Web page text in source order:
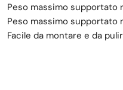
Peso massimo supportato
Peso massimo supportato
Facile da montare e da